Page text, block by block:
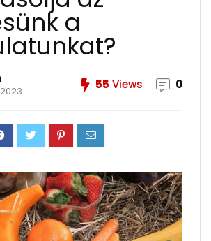
a
55 Views 0